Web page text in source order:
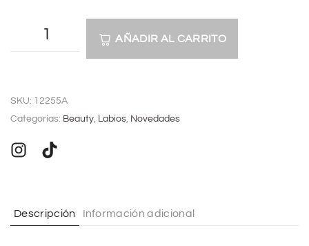
AÑADIR AL CARRITO
t
e
r
i
SKU: 12255A
Categorías: Beauty, Labios, Novedades
Descripción Información adicional